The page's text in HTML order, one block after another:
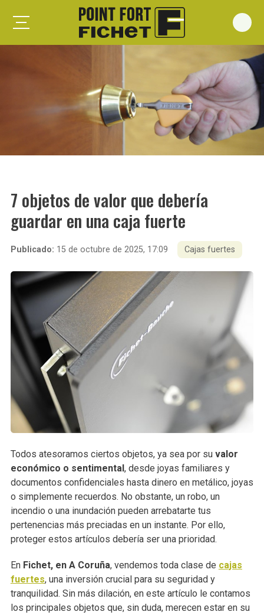
Foxeo HiS
Forges G375
Spheris Xp
Forstyl
7 objetos de valor que debería
guardar en una caja fuerte
Publicado: 15 de octubre de 2025, 17:09 Cajas fuertes
Todos atesoramos ciertos objetos, ya sea por su valor
económico o sentimental , desde joyas familiares y
documentos confidenciales hasta dinero en metálico, joyas
o simplemente recuerdos. No obstante, un robo, un
incendio o una inundación pueden arrebatarte tus
pertenencias más preciadas en un instante. Por ello,
proteger estos artículos debería ser una prioridad.
En Fichet, en A Coruña, vendemos toda clase de cajas
fuertes, una inversión crucial para su seguridad y
tranquilidad. Sin más dilación, en este artículo le contamos
los principales objetos que, sin duda, merecen estar en su